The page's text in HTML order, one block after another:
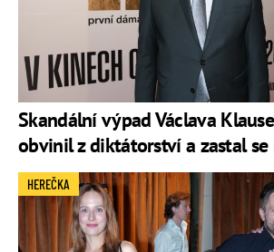
Skandální výpad Václava
obvinil z diktátorství a zastal se
HEREČKA